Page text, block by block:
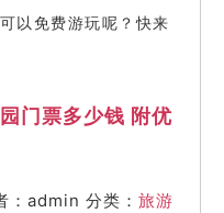
以免费游玩呢？快来
门票多少钱 附优
：admin 分类： 旅游